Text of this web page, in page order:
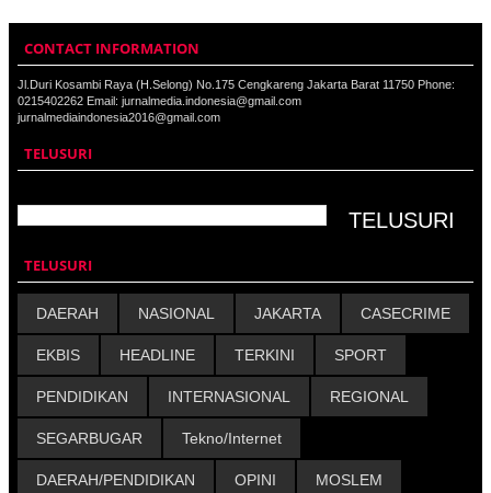
CONTACT INFORMATION
Jl.Duri Kosambi Raya (H.Selong) No.175 Cengkareng Jakarta Barat 11750 Phone:
0215402262 Email: jurnalmedia.indonesia@gmail.com
jurnalmediaindonesia2016@gmail.com
TELUSURI
TELUSURI
DAERAH NASIONAL JAKARTA CASECRIME
EKBIS HEADLINE TERKINI SPORT
PENDIDIKAN INTERNASIONAL REGIONAL
SEGARBUGAR Tekno/Internet
DAERAH/PENDIDIKAN OPINI MOSLEM